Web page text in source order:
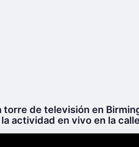
torre de televisión en
actividad en vivo en la